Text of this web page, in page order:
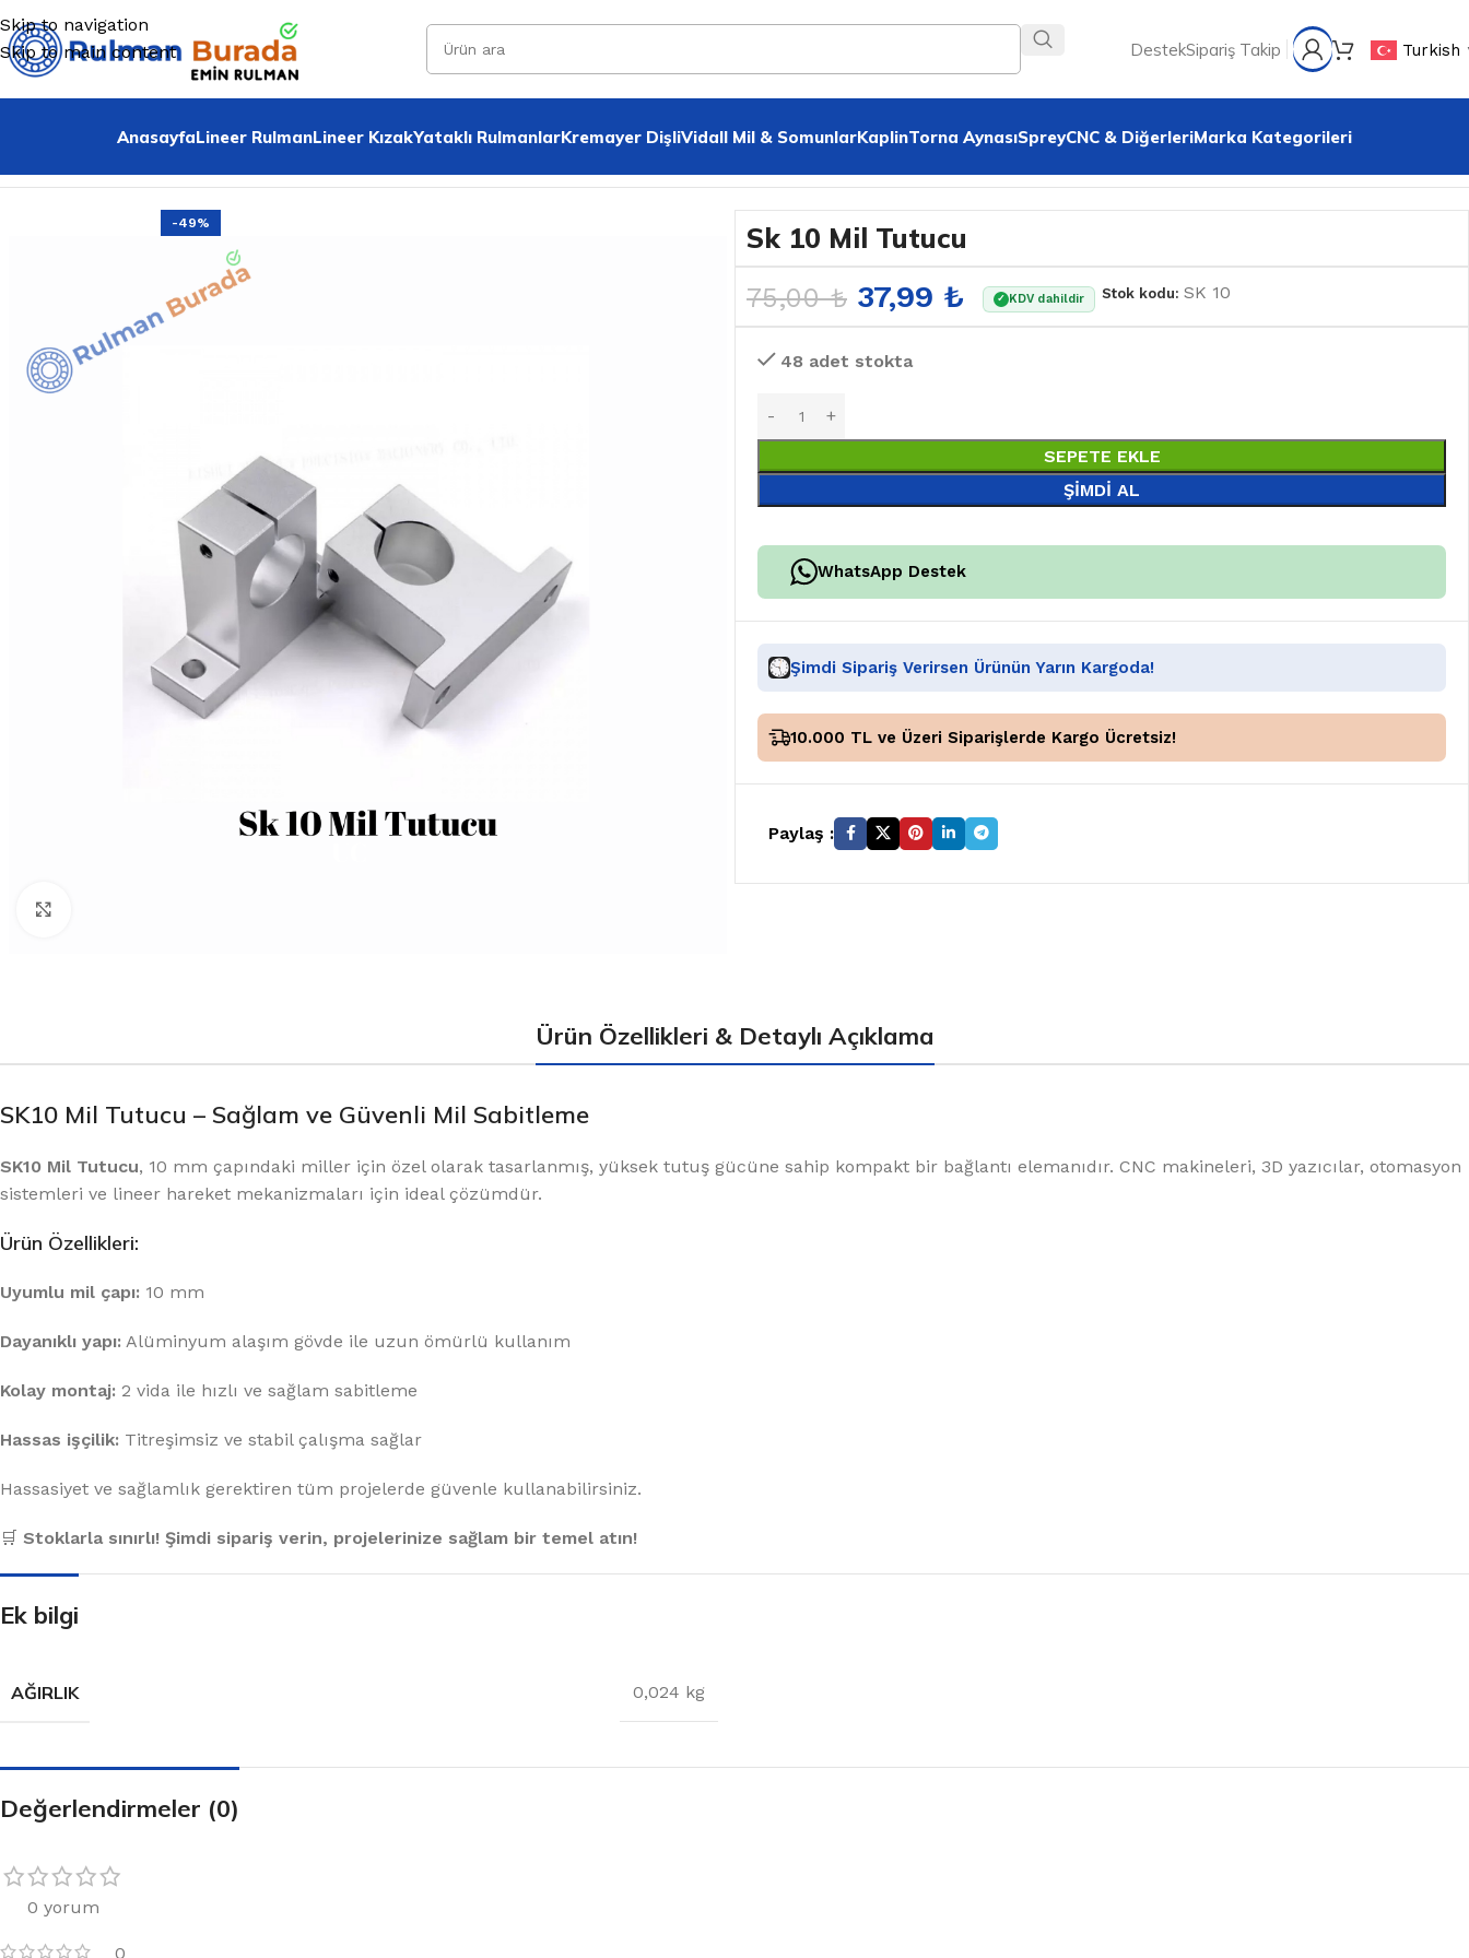
Skip to navigation
Skip to main content
DestekSipariş Takip Turkish
AnasayfaLineer RulmanLineer KızakYataklı RulmanlarKremayer DişliVidalI Mil & SomunlarKaplinTorna AynasıSpreyCNC & DiğerleriMarka Kategorileri
-49% Sk 10 Mil Tutucu
75,00₺ 37,99 ₺ ✓ KDV dahildir Stok kodu: SK 10
48 adet stokta
SEPETE EKLE
ŞIMDI AL
WhatsApp Destek
Şimdi Sipariş Verirsen Ürünün Yarın Kargoda!
10.000 TL ve Üzeri Siparişlerde Kargo Ücretsiz!
Paylaş :
Ürün Özellikleri & Detaylı Açıklama
SK10 Mil Tutucu – Sağlam ve Güvenli Mil Sabitleme
SK10 Mil Tutucu, 10 mm çapındaki miller için özel olarak tasarlanmış, yüksek tutuş gücüne sahip kompakt bir bağlantı elemanıdır. CNC makineleri, 3D yazıcılar, otomasyon
sistemleri ve lineer hareket mekanizmaları için ideal çözümdür.
Ürün Özellikleri:
Uyumlu mil çapı: 10 mm
Dayanıklı yapı: Alüminyum alaşım gövde ile uzun ömürlü kullanım
Kolay montaj: 2 vida ile hızlı ve sağlam sabitleme
Hassas işçilik: Titreşimsiz ve stabil çalışma sağlar
Hassasiyet ve sağlamlık gerektiren tüm projelerde güvenle kullanabilirsiniz.
🛒 Stoklarla sınırlı! Şimdi sipariş verin, projelerinize sağlam bir temel atın!
Ek bilgi
AĞIRLIK 0,024 kg
Değerlendirmeler (0)
0 yorum
0